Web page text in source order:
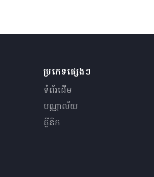
ប្រភេទផ្សេងៗ
ទំព័រដើម
បណ្ណាល័យ
គ្លីនិក